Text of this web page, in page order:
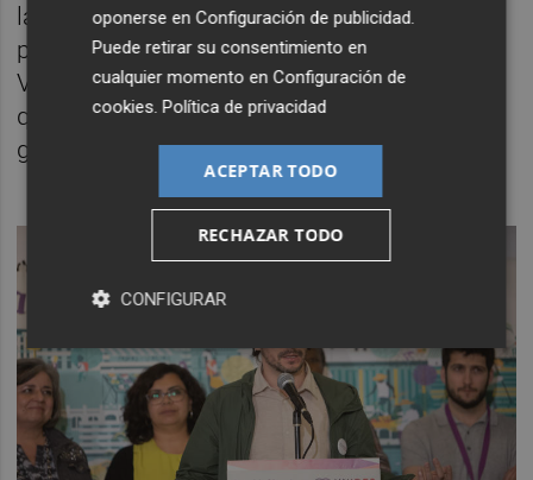
la única que Podem espera reconstruir. El
partido a nivel municipal en la ciudad de
València lleva siete meses ya sin líder desde
que
Jaime Paulinodimitió como secretario
general.
oponerse enConfiguración de publicidad
Puede retirar su consentimiento en
cualquier momento enConfiguración de
cookies .Política de privacidad
ACEPTAR TODO
RECHAZAR TODO
CONFIGURAR